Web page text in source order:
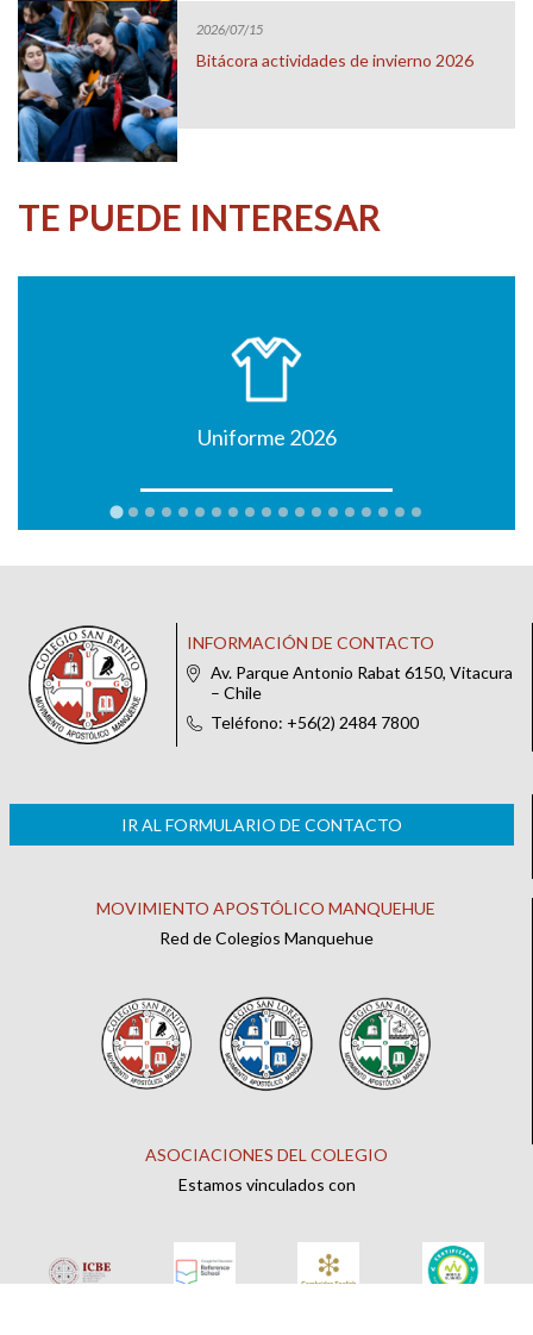
2026/07/15
Bitácora actividades de invierno 2026
TE PUEDE INTERESAR
Uniforme 2026
INFORMACIÓN DE CONTACTO
Av. Parque Antonio Rabat 6150, Vitacura
– Chile
Teléfono: +56(2) 2484 7800
IR AL FORMULARIO DE CONTACTO
MOVIMIENTO APOSTÓLICO MANQUEHUE
Red de Colegios Manquehue
ASOCIACIONES DEL COLEGIO
Estamos vinculados con